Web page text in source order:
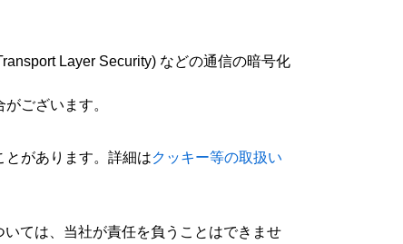
Layer Security) などの通信の暗号化
ございます。
があります。詳細はクッキー等の取扱い
ては、当社が責任を負うことはできませ